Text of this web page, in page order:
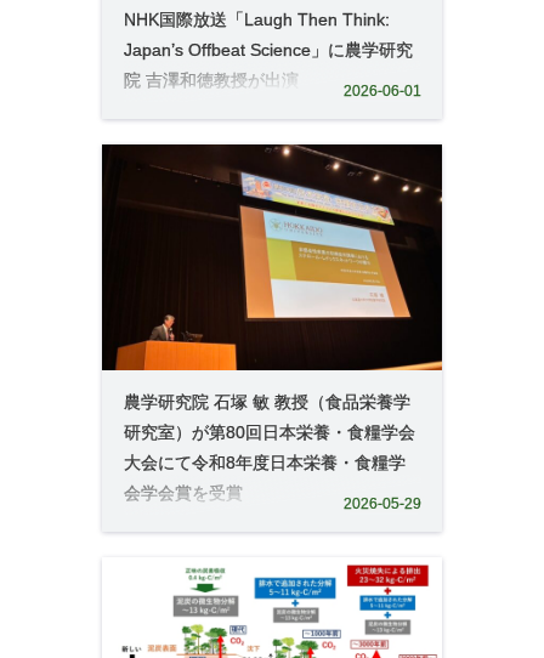
NHK国際放送「Laugh Then Think:
Japan’s Offbeat Science」に農学研究
院 吉澤和徳教授が出演
2026-06-01
農学研究院 石塚 敏 教授（食品栄養学
研究室）が第80回日本栄養・食糧学会
大会にて令和8年度日本栄養・食糧学
会学会賞を受賞
2026-05-29